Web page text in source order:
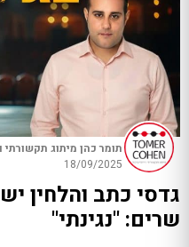
תומר כהן מיתוג תקשורתי
18/09/2025
גדסי כתב והלחין
שרים: "נגינתי"